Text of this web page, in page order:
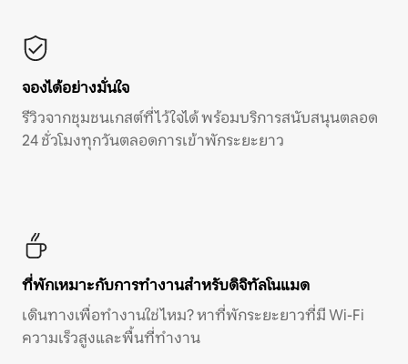
จองได้อย่างมั่นใจ
รีวิวจากชุมชนเกสต์ที่ไว้ใจได้ พร้อมบริการสนับสนุนตลอด
24 ชั่วโมงทุกวันตลอดการเข้าพักระยะยาว
ที่พักเหมาะกับการทำงานสำหรับดิจิทัลโนแมด
เดินทางเพื่อทำงานใช่ไหม? หาที่พักระยะยาวที่มี Wi-Fi
ความเร็วสูงและพื้นที่ทำงาน